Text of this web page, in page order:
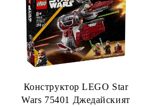
Конструктор LEGO Star
Wars 75401 Джедайският